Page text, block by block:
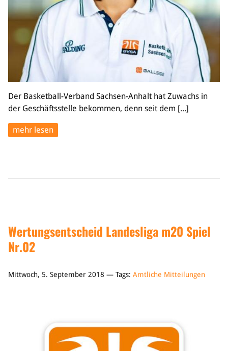
Der Basketball-Verband Sachsen-Anhalt hat Zuwachs in
der Geschäftsstelle bekommen, denn seit dem [...]
mehr lesen
Wertungsentscheid Landesliga m20 Spiel
Nr.02
Mittwoch, 5. September 2018 — Tags: Amtliche Mitteilungen